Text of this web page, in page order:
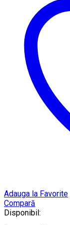
Adauga la Favorite
Compară
Disponibil: